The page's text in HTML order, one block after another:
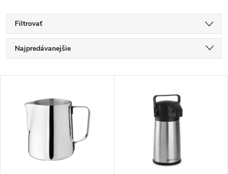
Filtrovať
R
a
Najpredávanejšie
Abecedne